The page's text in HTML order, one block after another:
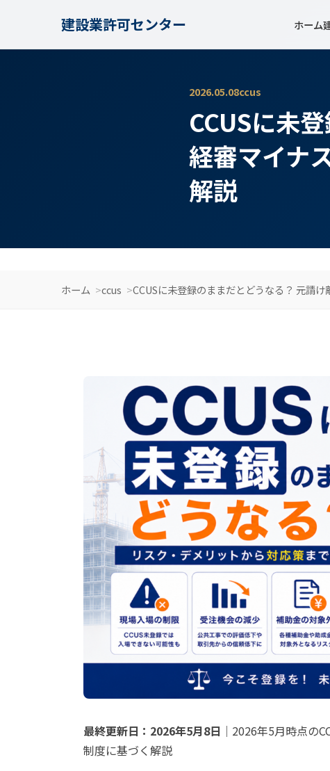
建設業許可センター ホーム
2026.05.08ccus
CCUSに未
経審マイナ
解説
ホーム ccus CCUSに未登録のままだとどうなる？ 元請
最終更新日：2026年5月8日 ｜2026年5月時点の
制度に基づく解説